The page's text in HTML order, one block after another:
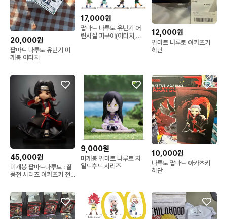
20,000원
팝마트 나루토 유년기 미
개봉 이타치
17,000원
팝마트 나루토 유년기 어
린시절 피규어(이타치,지
12,000원
팝마트 나루토 아카츠키
히단
45,000원
미개봉 팝마트나루토 : 질
풍전 시리즈 아카츠키 전
9,000원
미개봉 팝마트 나루토 차
일드후드 시리즈
10,000원
나루토 팝마트 아카츠키
히단